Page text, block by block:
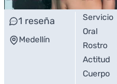
1 reseña
Medellín
Servicio
Oral
Rostro
Actitud
Cuerpo